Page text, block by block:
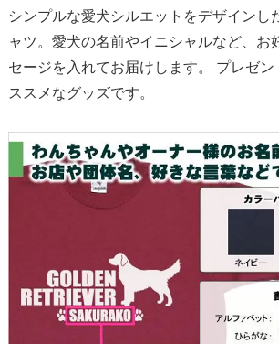
シンプルな愛犬シルエットをデザインし
ャツ。愛犬の名前やイニシャルなど、お
セージを入れてお届けします。 プレゼ
ススメなグッズです。